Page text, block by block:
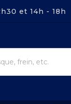
et 14h - 18h